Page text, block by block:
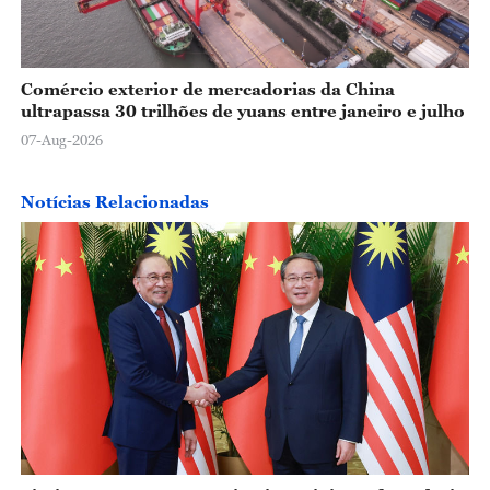
Comércio exterior de mercadorias da China
ultrapassa 30 trilhões de yuans entre janeiro e julho
07-Aug-2026
Notícias Relacionadas